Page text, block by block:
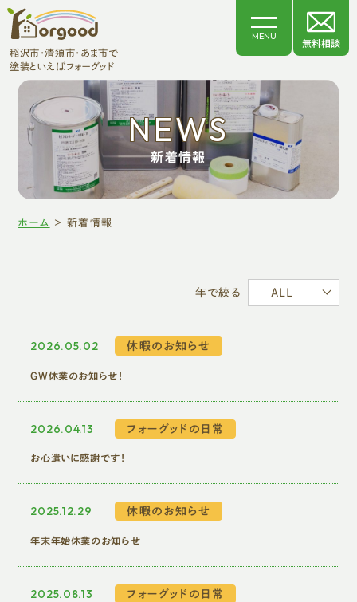
稲沢市・清須市・あま市で
塗装といえばフォーグッド
MENU
無料相談
ホーム
初めての方へ
外壁塗装
その他リフォーム工事
フォーグッドだより
NEWS
新着情報
ホーム ＞ 新着情報
年で絞る ALL
2026.05.02 休暇のお知らせ
GW休業のお知らせ！
2026.04.13 フォーグッドの日常
お心遣いに感謝です！
2025.12.29 休暇のお知らせ
年末年始休業のお知らせ
2025.08.13 フォーグッドの日常